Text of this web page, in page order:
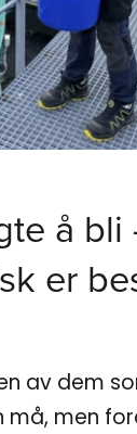
å
er
av dem
må, men